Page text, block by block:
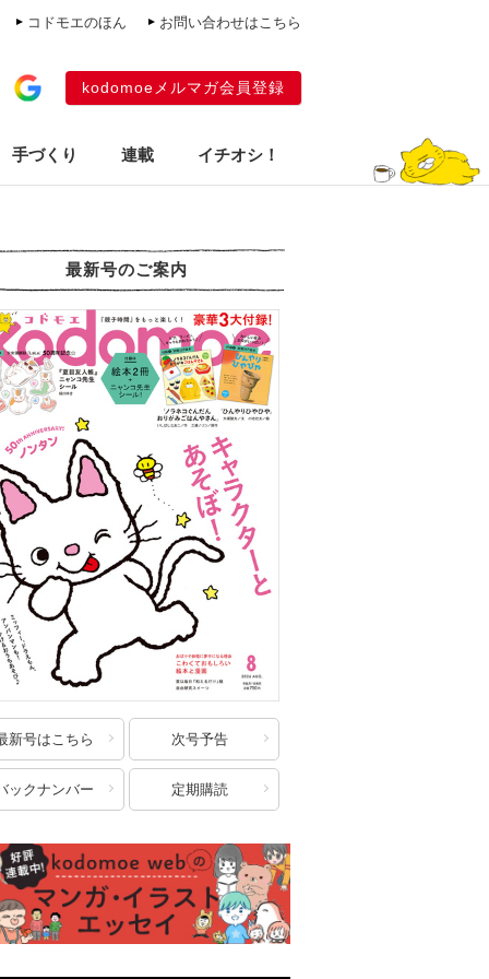
コドモエのほん お問い合わせはこちら
kodomoeメルマガ会員登録
手づくり 連載 イチオシ！
最新号のご案内
新号はこちら 次号予告
ックナンバー 定期購読